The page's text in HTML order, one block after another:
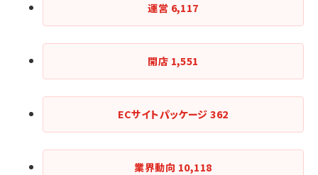
運営 6,117
開店 1,551
ECサイトパッケージ362
業界動向 10,118